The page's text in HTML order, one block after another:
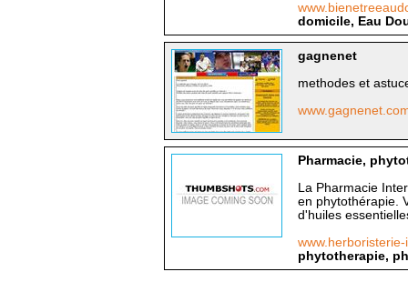
domicile, Eau
gagnenet
methodes et
Pharmacie,
La Pharmacie
en phytothérapie.
d'huiles
phytotherapie,